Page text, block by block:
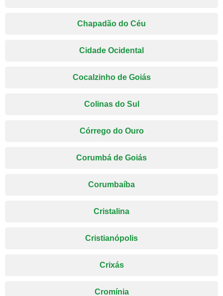
Chapadão do Céu
Cidade Ocidental
Cocalzinho de Goiás
Colinas do Sul
Córrego do Ouro
Corumbá de Goiás
Corumbaíba
Cristalina
Cristianópolis
Crixás
Cromínia